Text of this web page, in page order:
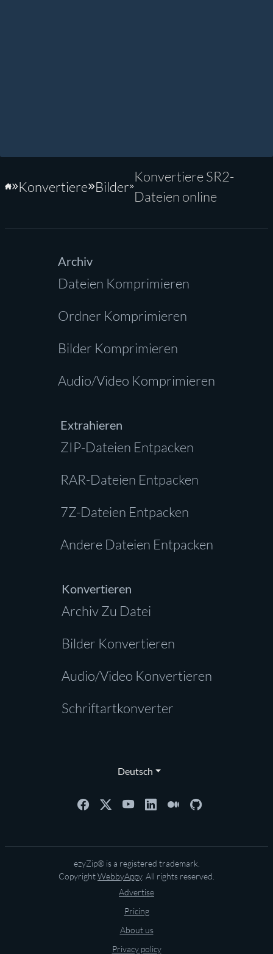
Startseite
Konvertiere Bilder
Konvertiere SR2-
Dateien online
Archiv
Dateien Komprimieren
Ordner Komprimieren
Bilder Komprimieren
Audio/Video Komprimieren
Extrahieren
ZIP-Dateien Entpacken
RAR-Dateien Entpacken
7Z-Dateien Entpacken
Andere Dateien Entpacken
Konvertieren
Archiv Zu Datei
Bilder Konvertieren
Audio/Video Konvertieren
Schriftartkonverter
Deutsch
ezyZip® is a registered trademark.
CopyrightWebbyAppy. All rights reserved.
Advertise
Pricing
About us
Privacy policy